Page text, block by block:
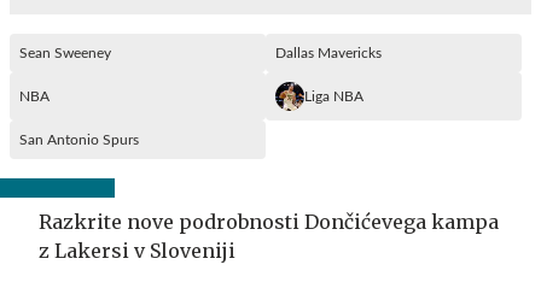
Sean Sweeney Dallas Mavericks
NBA Liga NBA
San Antonio Spurs
Razkrite nove podrobnosti Dončićevega kampa
z Lakersi v Sloveniji